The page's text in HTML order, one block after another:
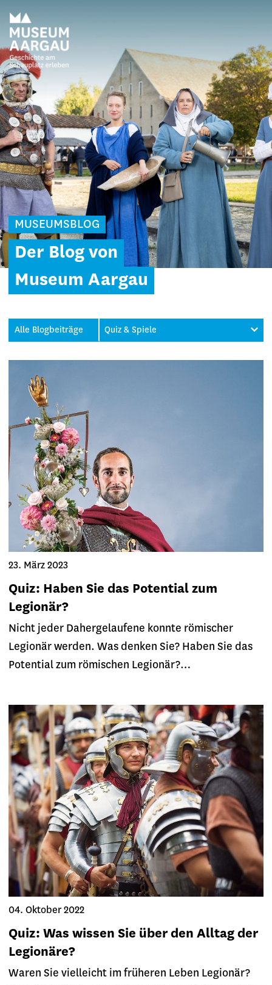
MUSEUMSBLOG
Der Blog von
Museum Aargau
Alle Blogbeiträge Quiz & Spiele
23. März 2023
Quiz: Haben Sie das Potential zum
Legionär?
Nicht jeder Dahergelaufene konnte römischer
Legionär werden. Was denken Sie? Haben Sie das
Potential zum römischen Legionär?…
04. Oktober 2022
Quiz: Was wissen Sie über den Alltag der
Legionäre?
Waren Sie vielleicht im früheren Leben Legionär?